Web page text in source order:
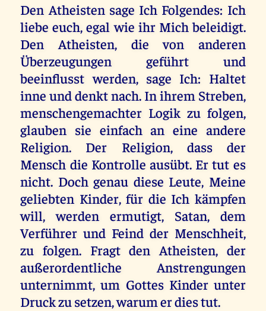
Den Atheisten sage Ich Folgendes: Ich
liebe euch, egal wie ihr Mich beleidigt.
Den Atheisten, die von anderen
Überzeugungen geführt und
beeinflusst werden, sage Ich: Haltet
inne und denkt nach. In ihrem Streben,
menschengemachter Logik zu folgen,
glauben sie einfach an eine andere
Religion. Der Religion, dass der
Mensch die Kontrolle ausübt. Er tut es
nicht. Doch genau diese Leute, Meine
geliebten Kinder, für die Ich kämpfen
will, werden ermutigt, Satan, dem
Verführer und Feind der Menschheit,
zu folgen. Fragt den Atheisten, der
außerordentliche Anstrengungen
unternimmt, um Gottes Kinder unter
Druck zu setzen, warum er dies tut.